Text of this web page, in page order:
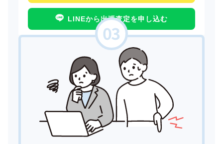
LINEから出張査定を申し込む